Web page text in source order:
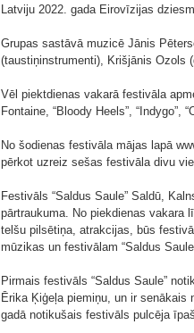
Latviju 2022. gada Eirovīzijas
Grupas sastāvā muzicē Jānis
(taustiņinstrumenti), Krišjānis Ozols
Vēl piektdienas vakarā festivāla
Fontaine, “Bloody Heels”, “Indygo”,
No šodienas festivāla mājas lapā
pērkot uzreiz sešas festivāla divu
Festivāls “Saldus Saule” Saldū,
pārtraukuma. No piekdienas vakara
telšu pilsētiņa, atrakcijas, būs
mūzikas un festivālam “Saldus
Pirmais festivāls “Saldus Saule”
Ērika Ķiģeļa piemiņu, un ir
gadā notikušais festivāls pulcēja